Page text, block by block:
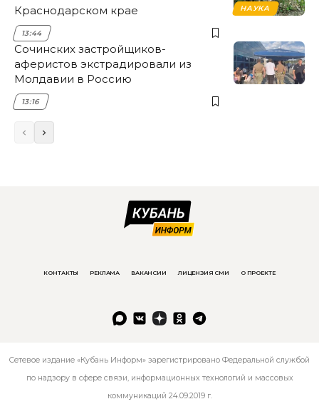
НАУКА
Краснодарском крае
13:44
Сочинских застройщиков-
аферистов экстрадировали из
Молдавии в Россию
13:16
КОНТАКТЫ РЕКЛАМА ВАКАНСИИ ЛИЦЕНЗИЯ СМИ О ПРОЕКТЕ
Сетевое издание «Кубань Информ» зарегистрировано Федеральной службой
по надзору в сфере связи, информационных технологий и массовых
коммуникаций 24.09.2019 г.